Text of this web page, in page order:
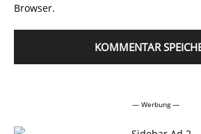
Browser.
— Werbung —